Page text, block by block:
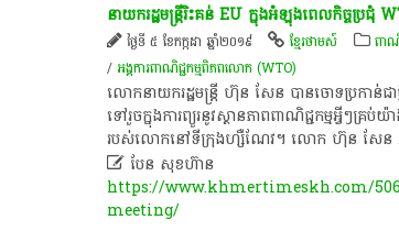
នាយក​រដ្ឋមន្ត្រី​រិះគន់​ EU​ ក្នុងអំឡុងពេល​កិច្ចប្រជុំ​
ថ្ងៃទី ៥ ខែកក្កដា ឆ្នាំ២០១៩ ខ្មែរថាមស៍ ពាណិ
/អង្គការ​ពាណិជ្ជកម្ម​ពិភពលោក (WTO) ​
លោកនាយក​រដ្ឋមន្ត្រី​ ហ៊ុន​ សែន​ បាន​ចោទប្រកាន់​ជ
ទៅ​រួច​ក្នុង​ការ​ព្យួរ​នូវ​ស្ថានភាព​ពាណិជ្ជកម្ម​អ្វីៗ​គ្
របស់​លោក​នៅ​ទីក្រុង​ហ្សឺ​ណែវ​។​ លោក​ ហ៊ុន​ សែន
បែន សុខហ៊ាន
https://www.khmertimeskh.com/
meeting/